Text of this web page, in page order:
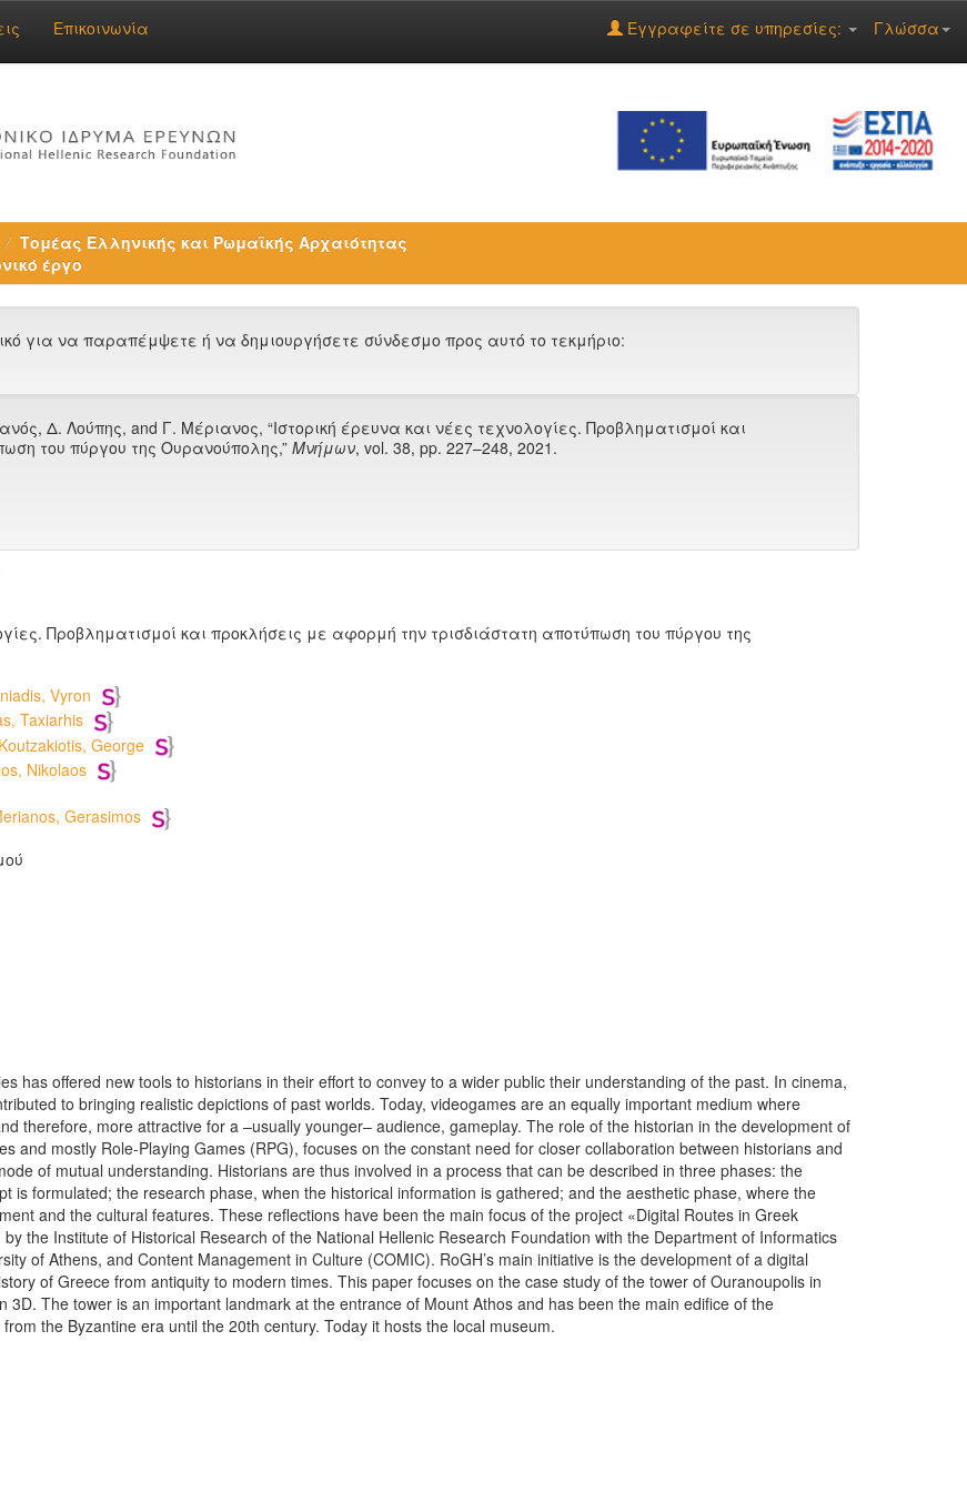
Επικοινωνία Γλώσσα
Εγγραφείτε σε υπηρεσίες:
Τομέας Ελληνικής και Ρωμαϊκής Αρχαιότητας
έργο
για να παραπέμψετε ή να δημιουργήσετε σύνδεσμο προς αυτό το τεκμήριο:
Δ. Λούπης, and Γ. Μέριανος, “Ιστορική έρευνα και νέες τεχνολογίες. Προβληματισμοί και
του πύργου της Ουρανούπολης,” Μνήμων, vol. 38, pp. 227–248, 2021.
Προβληματισμοί και προκλήσεις με αφορμή την τρισδιάστατη αποτύπωση του πύργου της
Vyron
Taxiarhis
Koutzakiotis, George
Nikolaos
Gerasimos
has offered new tools to historians in their effort to convey to a wider public their understanding of the past. In cinema,
to bringing realistic depictions of past worlds. Today, videogames are an equally important medium where
therefore, more attractive for a –usually younger– audience, gameplay. The role of the historian in the development of
and mostly Role-Playing Games (RPG), focuses on the constant need for closer collaboration between historians and
of mutual understanding. Historians are thus involved in a process that can be described in three phases: the
is formulated; the research phase, when the historical information is gathered; and the aesthetic phase, where the
and the cultural features. These reflections have been the main focus of the project «Digital Routes in Greek
by the Institute of Historical Research of the National Hellenic Research Foundation with the Department of Informatics
of Athens, and Content Management in Culture (COMIC). RoGH’s main initiative is the development of a digital
of Greece from antiquity to modern times. This paper focuses on the case study of the tower of Ouranoupolis in
3D. The tower is an important landmark at the entrance of Mount Athos and has been the main edifice of the
the Byzantine era until the 20th century. Today it hosts the local museum.